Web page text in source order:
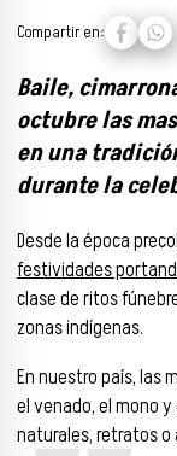
Compartir en:
Baile,
octubre las
en una
durante la
Desde la época
festividades
clase de ritos
zonas indígenas.
En nuestro país, las
el venado, el mono
naturales, retratos o